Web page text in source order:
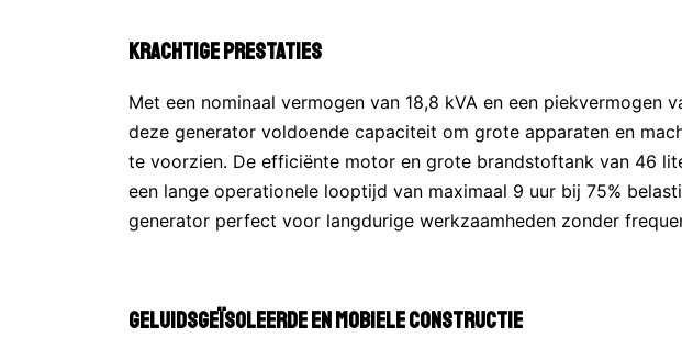
Krachtige Prestaties
Met een nominaal vermogen van 18,8 kVA en een piekvermogen
deze generator voldoende capaciteit om grote apparaten en
te voorzien. De efficiënte motor en grote brandstoftank van 46
een lange operationele looptijd van maximaal 9 uur bij 75%
generator perfect voor langdurige werkzaamheden zonder
Geluidsgeïsoleerde en Mobiele Constructie